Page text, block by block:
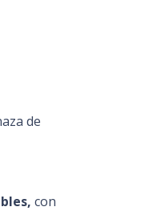
de
con